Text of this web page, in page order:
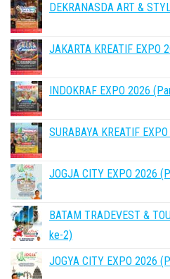
DEKRANASDA ART &
JAKARTA KREATIF EXPO
INDOKRAF EXPO 2026
SURABAYA KREATIF
JOGJA CITY EXPO 2026
BATAM TRADEVEST &
ke-2)
JOGYA CITY EXPO 2026